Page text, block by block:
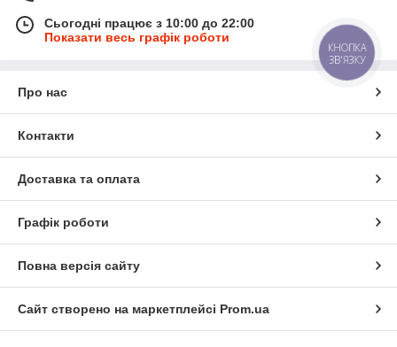
Сьогодні працює з 10:00 до 22:00
Показати весь графік роботи
Про нас
Контакти
Доставка та оплата
Графік роботи
Повна версія сайту
Сайт створено на маркетплейсі Prom.ua
КНОПКА
ЗВ'ЯЗКУ